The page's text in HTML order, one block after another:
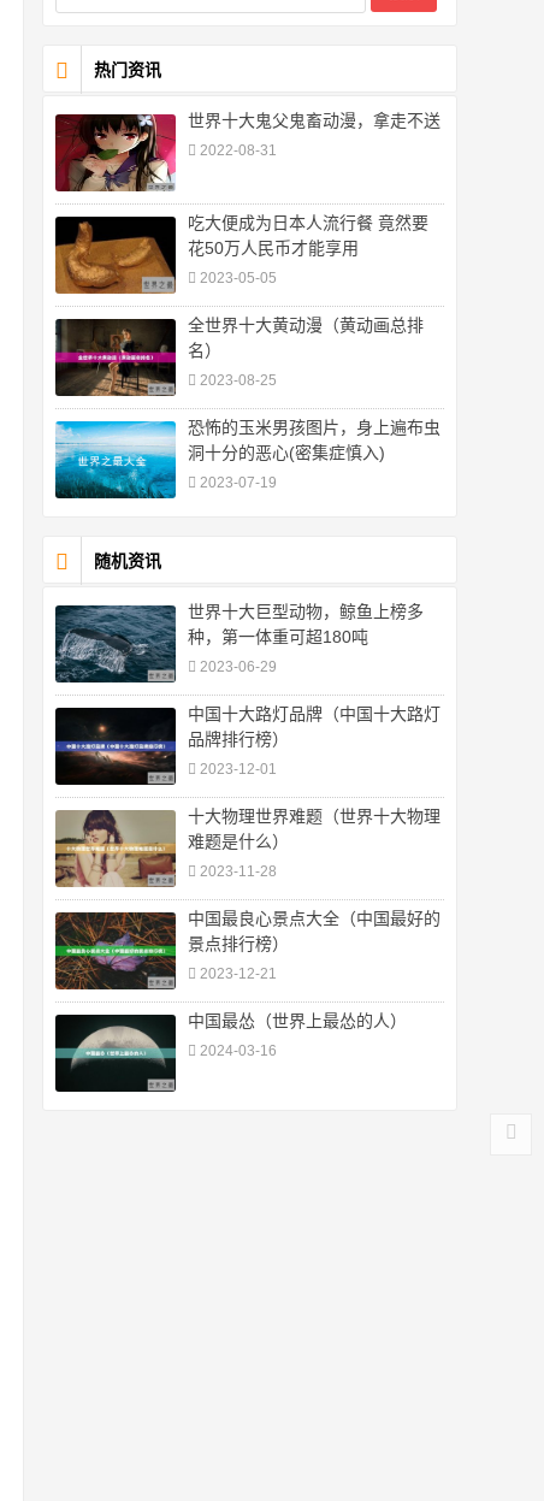
热门资讯
世界十大鬼父鬼畜动漫，拿走不送
2022-08-31
吃大便成为日本人流行餐 竟然要
花50万人民币才能享用
2023-05-05
全世界十大黄动漫（黄动画总排
名）
2023-08-25
恐怖的玉米男孩图片，身上遍布虫
洞十分的恶心(密集症慎入)
2023-07-19
随机资讯
世界十大巨型动物，鲸鱼上榜多
种，第一体重可超180吨
2023-06-29
中国十大路灯品牌（中国十大路灯
品牌排行榜）
2023-12-01
十大物理世界难题（世界十大物理
难题是什么）
2023-11-28
中国最良心景点大全（中国最好的
景点排行榜）
2023-12-21
中国最怂（世界上最怂的人）
2024-03-16